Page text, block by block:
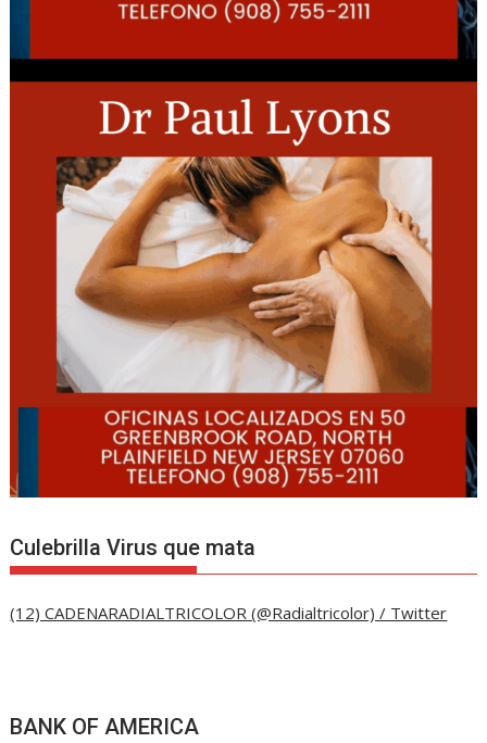
Culebrilla Virus que mata
(12) CADENARADIALTRICOLOR (@Radialtricolor) / Twitter
BANK OF AMERICA